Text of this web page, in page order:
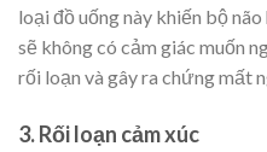
loại đồ uống này khiến bộ
sẽ không có cảm giác muốn
rối loạn và gây ra chứng mất
3. Rối loạn cảm xúc